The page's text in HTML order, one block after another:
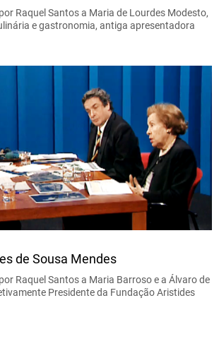
Raquel Santos a Maria de Lourdes Modesto,
e gastronomia, antiga apresentadora
de Sousa Mendes
Raquel Santos a Maria Barroso e a Álvaro de
Presidente da Fundação Aristides